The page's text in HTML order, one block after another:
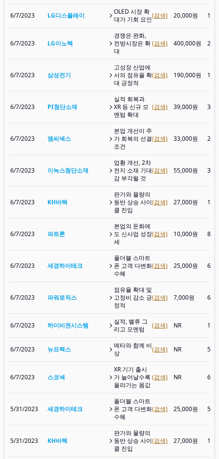
6/7/2023 LG디스플레이
OLED 시장 확
대가 기회 요인(검색) 20,000원
6/7/2023 LG이노텍
경쟁은 완화,
전방시장은 확
대
(검색) 400,000원
6/7/2023 삼성전기
고성장 산업에
서의 점유율 확
대 긍정적
(검색) 190,000원
6/7/2023 PI첨단소재
실적 회복과
XR 등 신규 모
멘텀 확대
(검색) 39,000원
6/7/2023 엠씨넥스
본업 개선이 주
가 회복의 선결
조건
(검색) 33,000원
6/7/2023 이녹스첨단소재
업황 개선, 2차
전지 소재 기대
감 부각될 것
(검색) 55,000원
6/7/2023 KH바텍
판가와 물량의
동반 상승 사이
클 진입
(검색) 27,000원
6/7/2023 파트론
본업의 둔화에
도 신사업 성장
세
(검색) 10,000원
6/7/2023 세경하이테크
폴더블 스마트
폰 고객 다변화
수혜
(검색) 25,000원
6/7/2023 파워로직스
점유율 확대 및
고정비 감소 긍
정적
(검색) 7,000원
6/7/2023 하이비젼시스템
실적, 밸류 그
리고 모멘텀
(검색) NR
6/7/2023 뉴프렉스
메타와 함께 비
상
(검색) NR
6/7/2023 스코넥
XR 기기 출시
가 늘어날수록
올라가는 몸값
(검색) NR
5/31/2023 세경하이테크
폴더블 스마트
폰 고객 다변화
수혜
(검색) 25,000원
5/31/2023 KH바텍
판가와 물량의
동반 상승 사이
클 진입
(검색) 27,000원